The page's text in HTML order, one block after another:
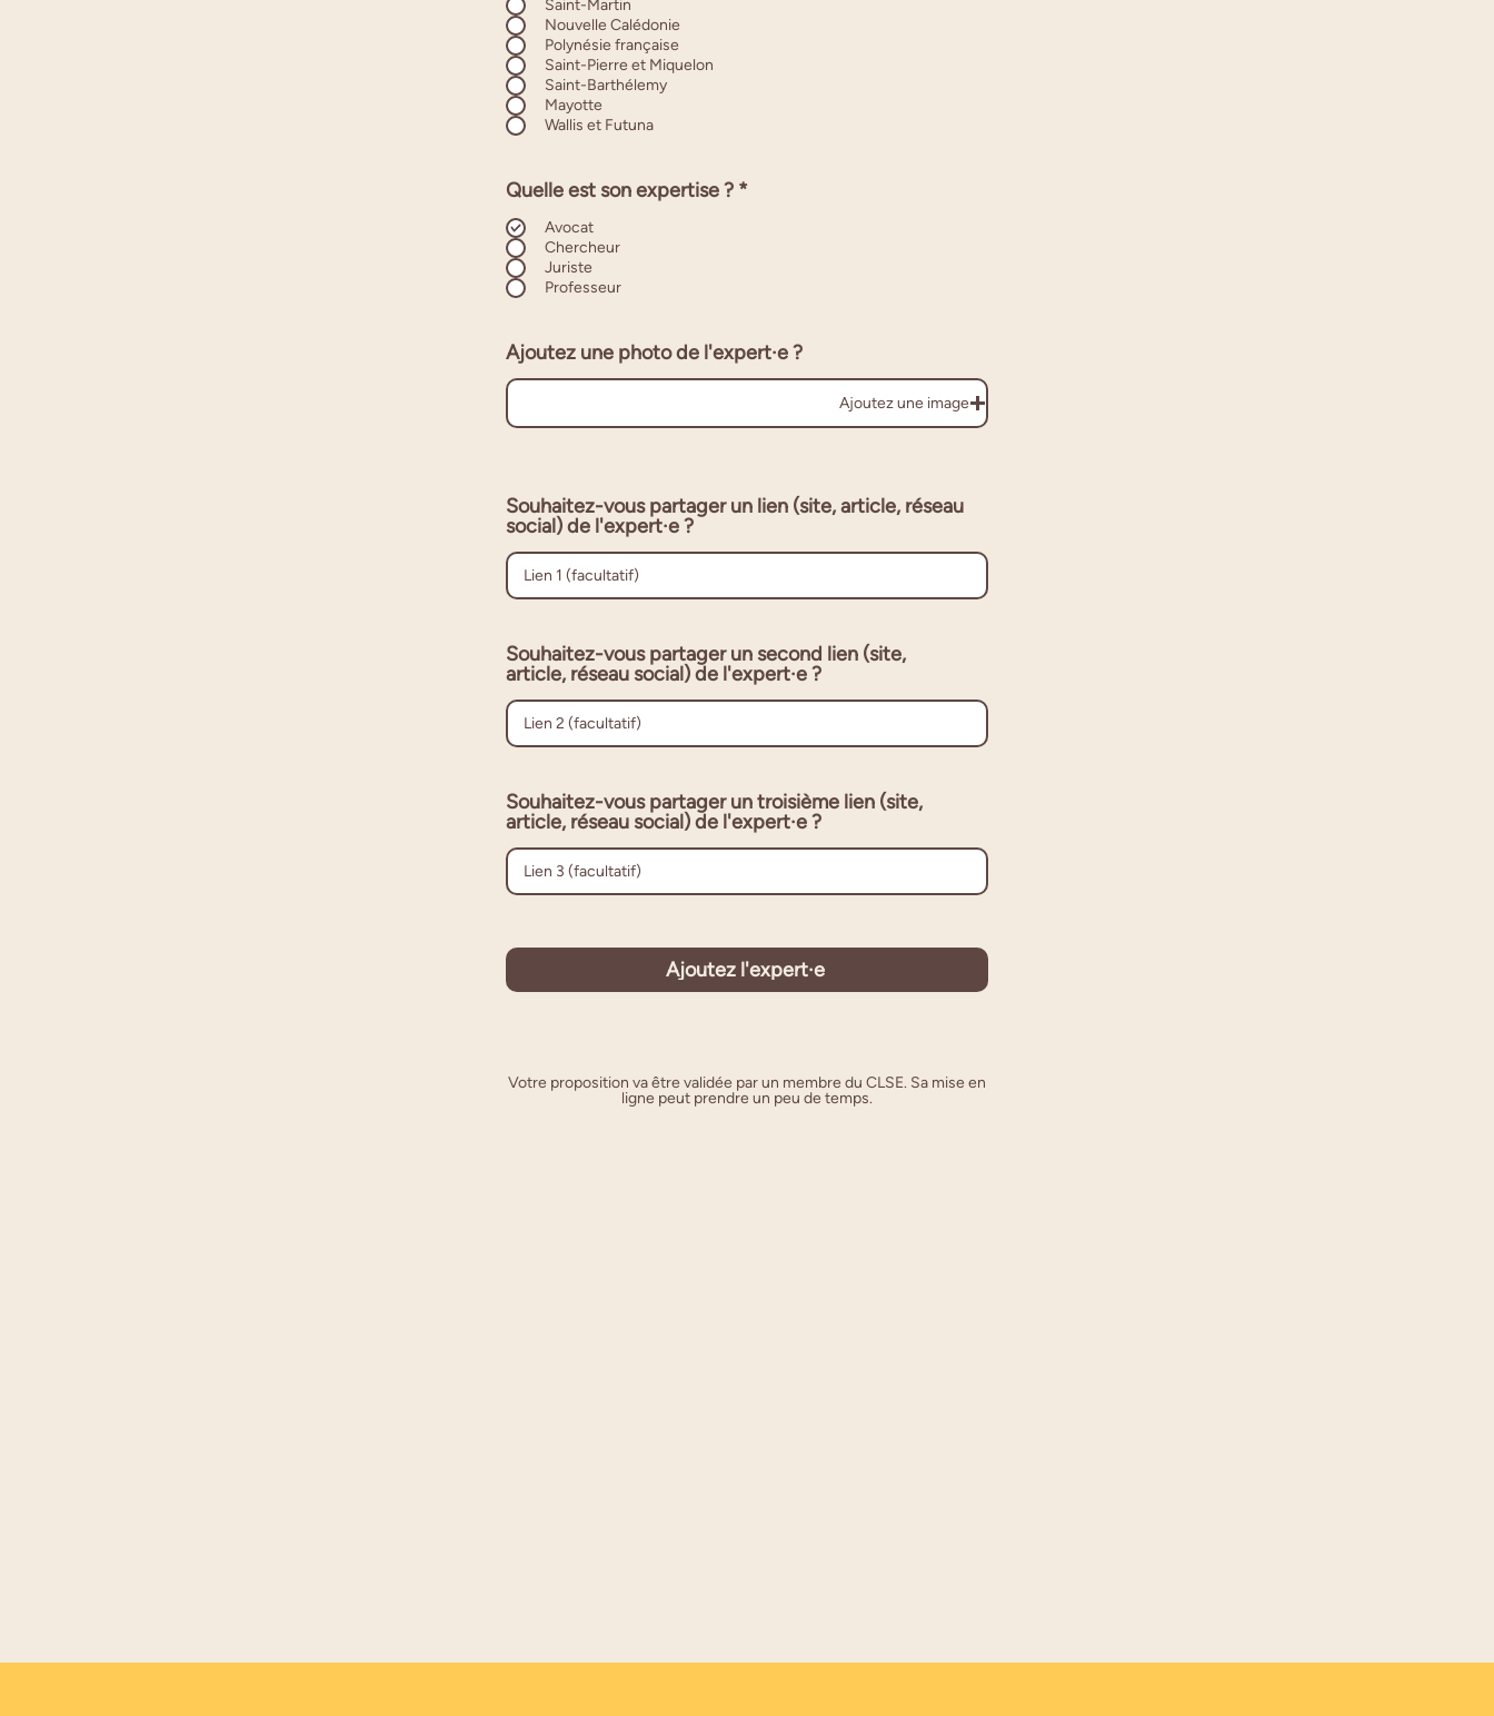
Saint-Martin
Nouvelle Calédonie
Polynésie française
Saint-Pierre et Miquelon
Saint-Barthélemy
Mayotte
Wallis et Futuna
Quelle est son expertise ? *O
i
Avocat
Chercheur
Juriste
Professeur
Ajoutez une photo de l'expert·e ?
Ajoutez une image
Souhaitez-vous partager un lien (site, article, réseau
social) de l'expert·e ?
Souhaitez-vous partager un second lien (site,
article, réseau social) de l'expert·e ?
Souhaitez-vous partager un troisième lien (site,
article, réseau social) de l'expert·e ?
Ajoutez l'expert·e
Votre proposition va être validée par un membre du CLSE. Sa mise en
ligne peut prendre un peu de temps.